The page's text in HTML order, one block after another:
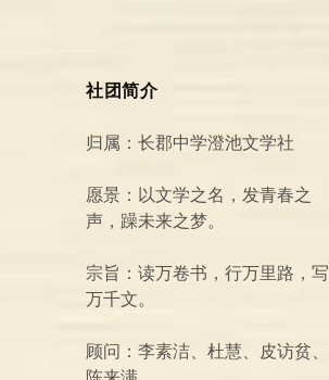
社团简介
归属：长郡中学澄池文学社
愿景：以文学之名，发青春之
声，躁未来之梦。
宗旨：读万卷书，行万里路，写
万千文。
顾问：李素洁、杜慧、皮访贫、